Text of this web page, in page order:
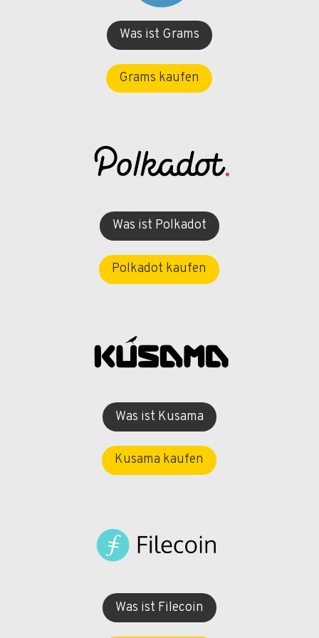
Was ist Grams
Grams kaufen
Was ist Polkadot
Polkadot kaufen
Was ist Kusama
Kusama kaufen
Was ist Filecoin